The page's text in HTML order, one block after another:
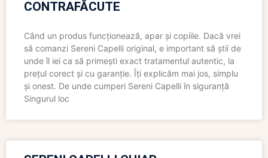
CONTRAFĂCUTE
Când un produs funcționează, apar și copiile. Dacă vrei
să comanzi Sereni Capelli original, e important să știi de
unde îl iei ca să primești exact tratamentul autentic, la
prețul corect și cu garanție. Îți explicăm mai jos, simplu
și onest. De unde cumperi Sereni Capelli în siguranță
Singurul loc